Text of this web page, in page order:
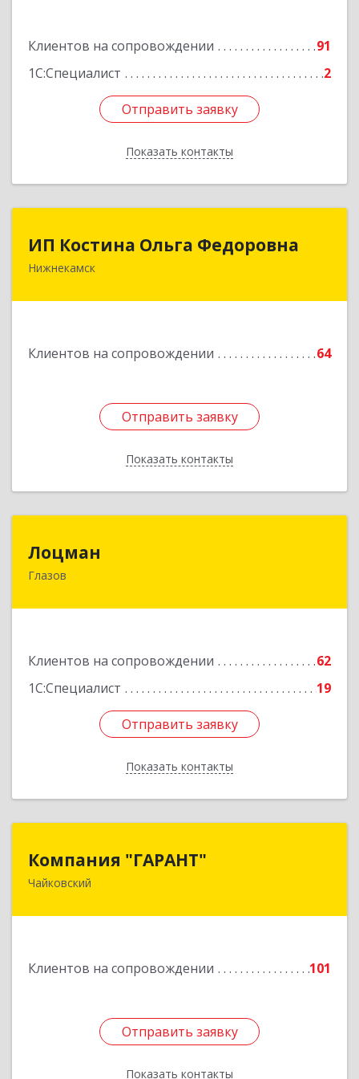
Клиентов на сопровождении
91
1С:Специалист
2
Отправить заявку
Показать контакты
Отправить заявку
Назад
ИП Костина Ольга Федоровна
Нижнекамск
Клиентов на сопровождении 64
Отправить заявку
Показать контакты
Отправить заявку
Назад
Лоцман
Глазов
Клиентов на сопровождении
62
1С:Специалист
19
Отправить заявку
Показать контакты
427620, Удмуртская Респ, Глазов г, Сибирская
Отправить заявку
Назад
Компания "ГАРАНТ"
Чайковский
Клиентов на сопровождении 101
Отправить заявку
Показать контакты
617760, Пермский край, Чайковский г, Карла
Отправить заявку
Назад